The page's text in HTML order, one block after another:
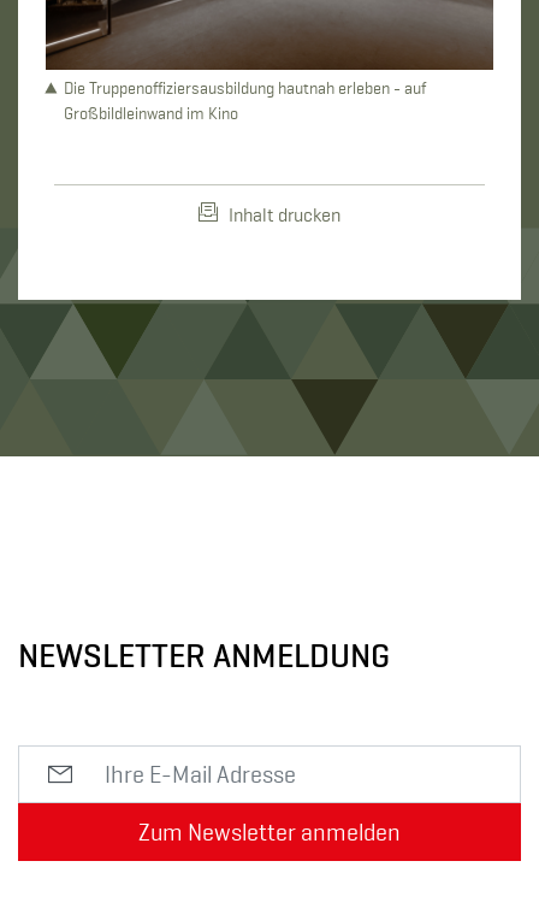
Die Truppenoffiziersausbildung hautnah erleben - auf
Großbildleinwand im Kino
Inhalt drucken
NEWSLETTER ANMELDUNG
Zum Newsletter anmelden